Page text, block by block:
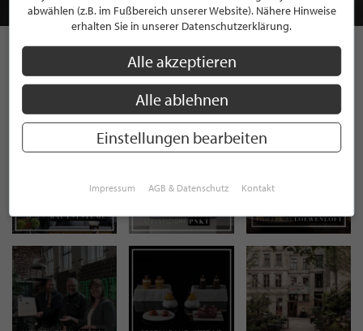
STILPUNKTE AUF
INSTAGRAM
abwählen (z.B. im Fußbereich unserer Website). Nähere Hinweise
erhalten Sie in unserer Datenschutzerklärung.
Alle akzeptieren
Alle ablehnen
Einstellungen bearbeiten
Impressum AGB & Datenschutz Kontakt